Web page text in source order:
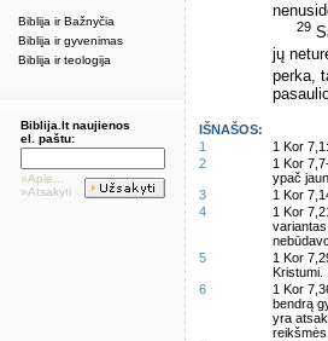
Biblija ir Bažnyčia
Biblija ir gyvenimas
Biblija ir teologija
Biblija.lt naujienos
el. paštu:
»Apie...
»Atsakyti
29
jų
perka,
IŠNAŠOS:
1
1 Kor
2
1 Kor
ypač
3
1 Kor
4
1 Kor
5
1 Kor
Kristumi.
6
1 Kor
bendrą
yra